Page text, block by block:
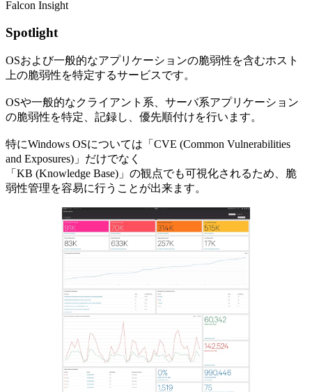
Falcon Insight
Spotlight
OSおよび⼀般的なアプリケーションの脆弱性を含むホスト
上の脆弱性を特定するサービスです。
OSや一般的なクライアント系、サーバ系アプリケーション
の脆弱性を特定、記録し、優先順付けを行います。
特にWindows OSについては「CVE (Common Vulnerabilities
and Exposures)」だけでなく
「KB (Knowledge Base)」の観点でも可視化されるため、脆
弱性管理を容易に行うことが出来ます。